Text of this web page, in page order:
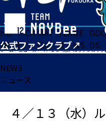
HO
ME
TICK
ET
MAT
CH
TEA
M
NE
WS DS
ホーム>ニュース>４／１３（水）ルヴァンカップ
NEWS
ニュース
４／１３（水）